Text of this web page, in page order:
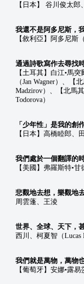
【日本】 谷川俊太郎
我還不是阿多尼斯，
【敘利亞】阿多尼斯
通過詩歌寫作去尋找
【土耳其】白江•馬
（Jan Wagner）、【
Madzirov）、【北馬
Todorova）
「少年性」是我的創
【日本】高橋睦郎、
我們處於一個翻譯的
【美國】弗羅斯特•
悲觀地去想，樂觀地
周雲蓬、王淩
世界、全球、天下，
西川、柯夏智（Lucas
我們就是萬物，萬物
【葡萄牙】安娜•露